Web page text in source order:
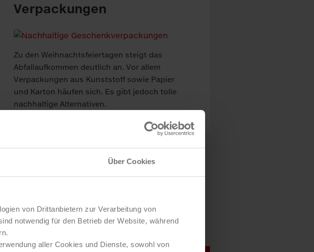
Über Cookies
von Drittanbietern zur Verarbeitung von
notwendig für den Betrieb der Website, während
aller Cookies und Dienste, sowohl von
Verpackungen
Zu den Weihnachtsfeiertagen steigt das
Abfallaufkommen deutlich an. Vor allem
Verpackungen aus Kunststoff sowie Papier
und Karton häufen sich. Es gibt jedoch tolle
nachhaltige Alternativen.